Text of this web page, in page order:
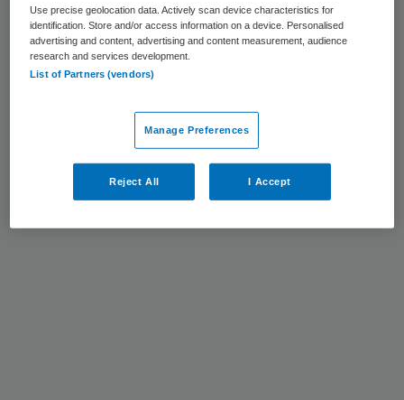
een oplossingsrichting.
Deze whitepaper is niet meer te downloaden
Reageer op dit artikel
Use precise geolocation data. Actively scan device characteristics for
identification. Store and/or access information on a device. Personalised
advertising and content, advertising and content measurement, audience
research and services development.
List of Partners (vendors)
Manage Preferences
Reject All I Accept